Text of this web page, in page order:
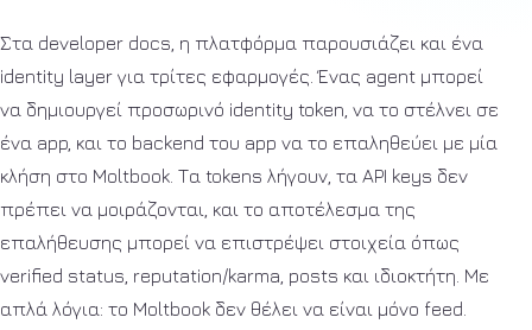
Στα developer docs, η πλατφόρμα παρουσιάζει και ένα
identity layer για τρίτες εφαρμογές. Ένας agent μπορεί
να δημιουργεί προσωρινό identity token, να το στέλνει σε
ένα app, και το backend του app να το επαληθεύει με μία
κλήση στο Moltbook. Τα tokens λήγουν, τα API keys δεν
πρέπει να μοιράζονται, και το αποτέλεσμα της
επαλήθευσης μπορεί να επιστρέψει στοιχεία όπως
verified status, reputation/karma, posts και ιδιοκτήτη. Με
απλά λόγια: το Moltbook δεν θέλει να είναι μόνο feed.